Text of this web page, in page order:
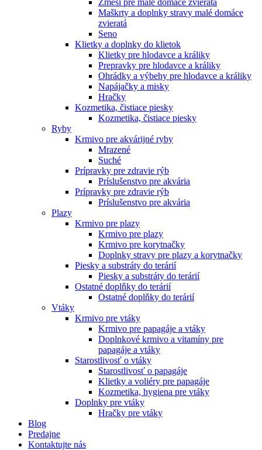
Maškrty a doplnky stravy malé domáce
zvieratá
Seno
Klietky a doplnky do klietok
Klietky pre hlodavce a králiky
Prepravky pre hlodavce a králiky
Ohrádky a výbehy pre hlodavce a králiky
Napájačky a misky
Hračky
Kozmetika, čistiace piesky
Kozmetika, čistiace piesky
Ryby
Krmivo pre akvárijné ryby
Mrazené
Suché
Prípravky pre zdravie rýb
Príslušenstvo pre akvária
Prípravky pre zdravie rýb
Príslušenstvo pre akvária
Plazy
Krmivo pre plazy
Krmivo pre plazy
Krmivo pre korytnačky
Doplnky stravy pre plazy a korytnačky
Piesky a substráty do terárií
Piesky a substráty do terárií
Ostatné doplňky do terárií
Ostatné doplňky do terárií
Vtáky
Krmivo pre vtáky
Krmivo pre papagáje a vtáky
Doplnkové krmivo a vitamíny pre
papagáje a vtáky
Starostlivosť o vtáky
Starostlivosť o papagáje
Klietky a voliéry pre papagáje
Kozmetika, hygiena pre vtáky
Doplnky pre vtáky
Hračky pre vtáky
Blog
Predajne
Kontaktujte nás